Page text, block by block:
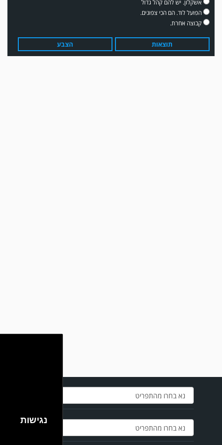
אשקלון. יש להם קהל גדול
הפועל לוד. הם הכי צפונים.
קבוצה אחרת.
תוצאות הצבע
נגישות